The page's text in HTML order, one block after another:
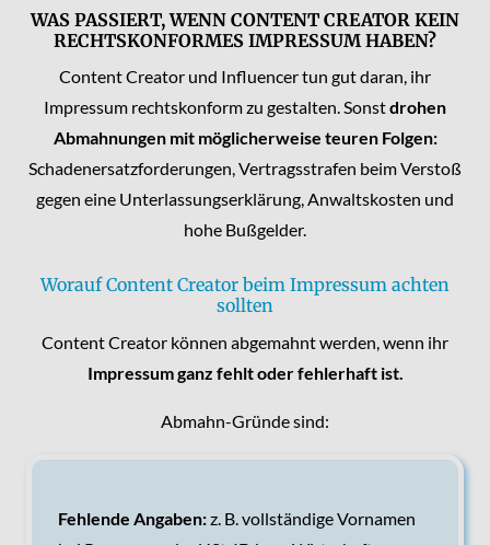
WAS PASSIERT, WENN CONTENT CREATOR KEIN
RECHTSKONFORMES IMPRESSUM HABEN?
Content Creator und Influencer tun gut daran, ihr
Impressum rechtskonform zu gestalten. Sonstdrohen
Abmahnungen mit möglicherweise teuren Folgen:
Schadenersatzforderungen, Vertragsstrafen beim Verstoß
gegen eine Unterlassungserklärung, Anwaltskosten und
hohe Bußgelder.
Worauf Content Creator beim Impressum achten
sollten
Content Creator können abgemahnt werden, wenn ihr
Impressum ganz fehlt oder fehlerhaft ist.
Abmahn-Gründe sind:
Fehlende Angaben:z. B. vollständige Vornamen